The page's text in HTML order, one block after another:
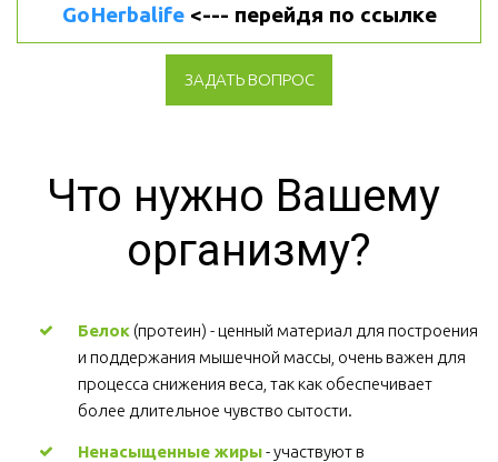
GoHerbalife <--- перейдя по ссылке
ЗАДАТЬ ВОПРОС
Что нужно Вашему
организму?
Белок (протеин) - ценный материал для построения
и поддержания мышечной массы, очень важен для
процесса снижения веса, так как обеспечивает
более длительное чувство сытости.
Ненасыщенные жиры - участвуют в